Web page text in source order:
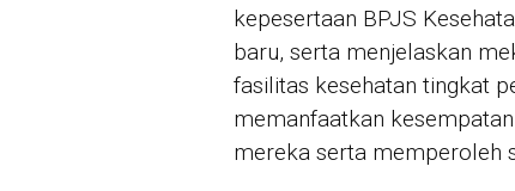
kepesertaan BPJS
baru, serta menjelaskan
fasilitas kesehatan tingkat
memanfaatkan
mereka serta memperoleh